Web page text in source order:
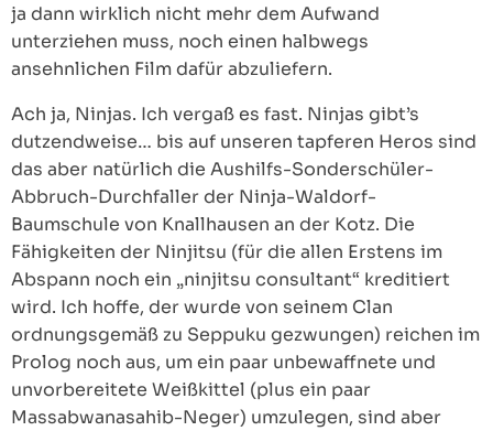
ja dann wirklich nicht mehr dem Aufwand
unterziehen muss, noch einen halbwegs
ansehnlichen Film dafür abzuliefern.
Ach ja, Ninjas. Ich vergaß es fast. Ninjas gibt’s
dutzendweise… bis auf unseren tapferen Heros sind
das aber natürlich die Aushilfs-Sonderschüler-
Abbruch-Durchfaller der Ninja-Waldorf-
Baumschule von Knallhausen an der Kotz. Die
Fähigkeiten der Ninjitsu (für die allen Erstens im
Abspann noch ein „ninjitsu consultant“ kreditiert
wird. Ich hoffe, der wurde von seinem Clan
ordnungsgemäß zu Seppuku gezwungen) reichen im
Prolog noch aus, um ein paar unbewaffnete und
unvorbereitete Weißkittel (plus ein paar
Massabwanasahib-Neger) umzulegen, sind aber